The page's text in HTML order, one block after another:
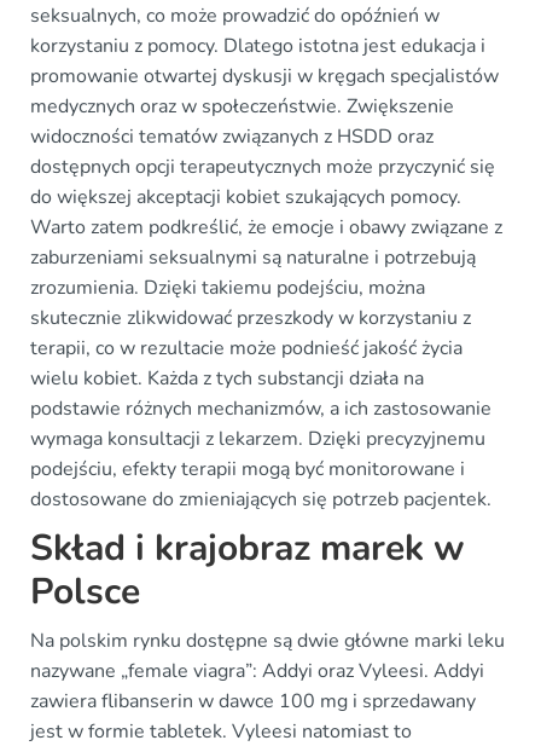
seksualnych, co może prowadzić do opóźnień w
korzystaniu z pomocy. Dlatego istotna jest edukacja i
promowanie otwartej dyskusji w kręgach specjalistów
medycznych oraz w społeczeństwie. Zwiększenie
widoczności tematów związanych z HSDD oraz
dostępnych opcji terapeutycznych może przyczynić się
do większej akceptacji kobiet szukających pomocy.
Warto zatem podkreślić, że emocje i obawy związane z
zaburzeniami seksualnymi są naturalne i potrzebują
zrozumienia. Dzięki takiemu podejściu, można
skutecznie zlikwidować przeszkody w korzystaniu z
terapii, co w rezultacie może podnieść jakość życia
wielu kobiet. Każda z tych substancji działa na
podstawie różnych mechanizmów, a ich zastosowanie
wymaga konsultacji z lekarzem. Dzięki precyzyjnemu
podejściu, efekty terapii mogą być monitorowane i
dostosowane do zmieniających się potrzeb pacjentek.
Skład i krajobraz marek w
Polsce
Na polskim rynku dostępne są dwie główne marki leku
nazywane „female viagra”: Addyi oraz Vyleesi. Addyi
zawiera flibanserin w dawce 100 mg i sprzedawany
jest w formie tabletek. Vyleesi natomiast to